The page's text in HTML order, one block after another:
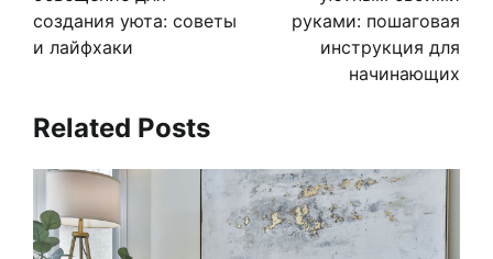
создания уюта: советы
и лайфхаки
руками: пошаговая
инструкция для
начинающих
Related Posts